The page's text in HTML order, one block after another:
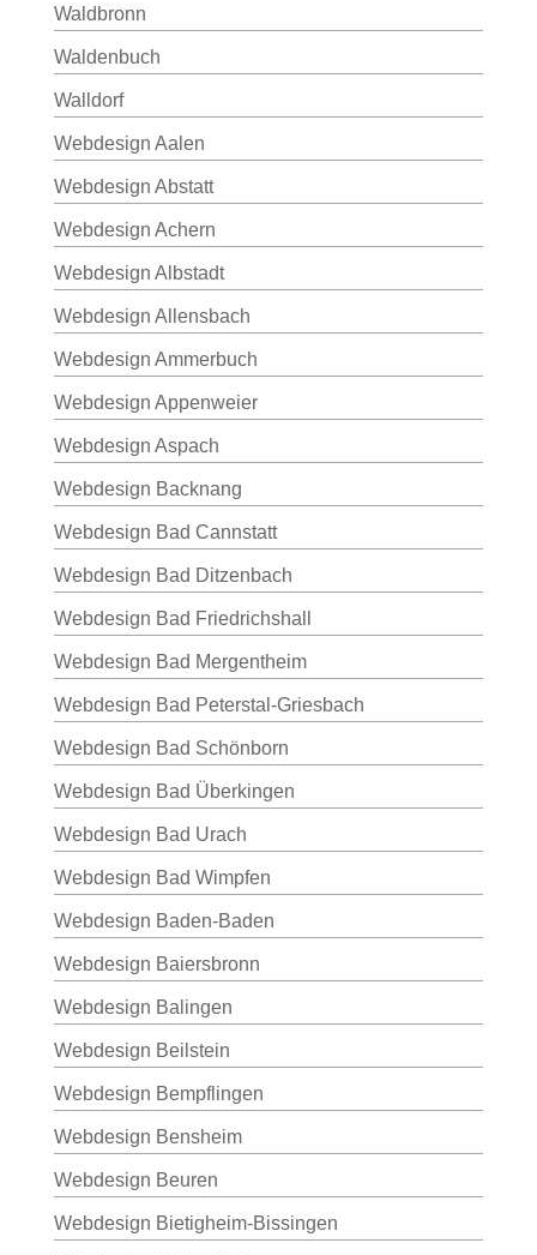
Waldbronn
Waldenbuch
Walldorf
Webdesign Aalen
Webdesign Abstatt
Webdesign Achern
Webdesign Albstadt
Webdesign Allensbach
Webdesign Ammerbuch
Webdesign Appenweier
Webdesign Aspach
Webdesign Backnang
Webdesign Bad Cannstatt
Webdesign Bad Ditzenbach
Webdesign Bad Friedrichshall
Webdesign Bad Mergentheim
Webdesign Bad Peterstal-Griesbach
Webdesign Bad Schönborn
Webdesign Bad Überkingen
Webdesign Bad Urach
Webdesign Bad Wimpfen
Webdesign Baden-Baden
Webdesign Baiersbronn
Webdesign Balingen
Webdesign Beilstein
Webdesign Bempflingen
Webdesign Bensheim
Webdesign Beuren
Webdesign Bietigheim-Bissingen